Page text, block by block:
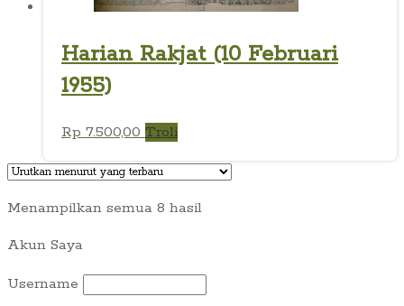
Harian Rakjat (10 Februari
1955)
Rp 7.500,00 Troli
Menampilkan semua 8 hasilDiurutkan
Akun Saya
Username